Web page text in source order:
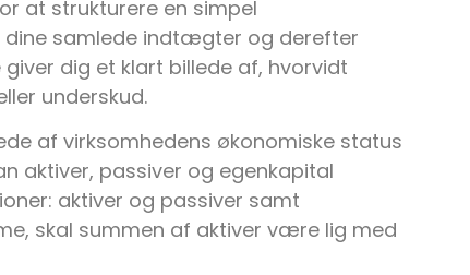
at strukturere en simpel
samlede indtægter og derefter
dig et klart billede af, hvorvidt
underskud.
af virksomhedens økonomiske status
aktiver, passiver og egenkapital
aktiver og passiver samt
skal summen af aktiver være lig med